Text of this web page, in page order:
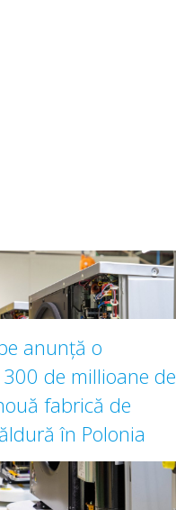
anunţă o
de millioane de
fabrică de
în Polonia